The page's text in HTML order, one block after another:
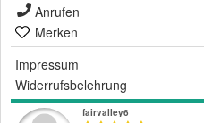
Anrufen
Merken
Impressum
Widerrufsbelehrung